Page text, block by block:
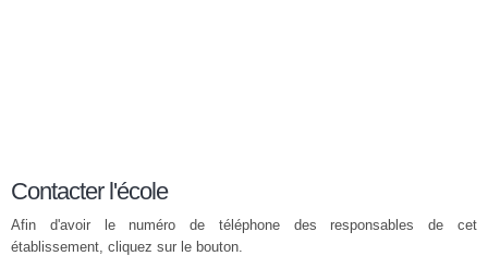
Contacter l'école
Afin d'avoir le numéro de téléphone des responsables de cet
établissement, cliquez sur le bouton.